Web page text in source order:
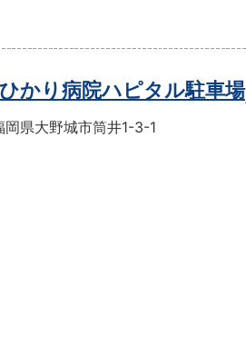
かり病院ハピタル駐車場
岡県大野城市筒井1-3-1